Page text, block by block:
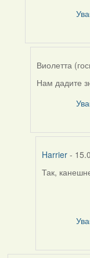
Виолетта
In
Harrier
Нам дадите
Harrier -
In
Виолетта
Так,